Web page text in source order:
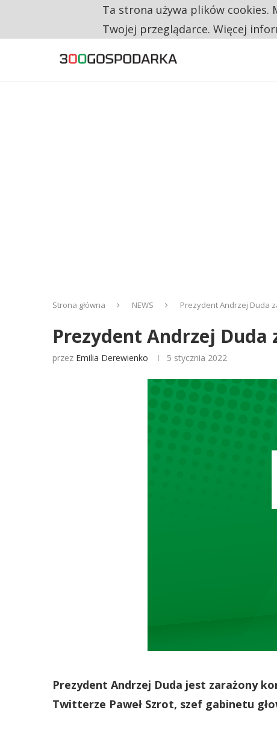
RESTRYKCJE CHIN UDERZAJĄ W
Strona główna NEWS Prezydent Andrzej Duda
Prezydent Andrzej
przez Emilia Derewienko 5 stycznia 2022
Prezydent Andrzej Duda jest zarażony
Twitterze Paweł Szrot, szef gabinetu
Ta strona używa plików
Twojej przeglądarce. Więcej